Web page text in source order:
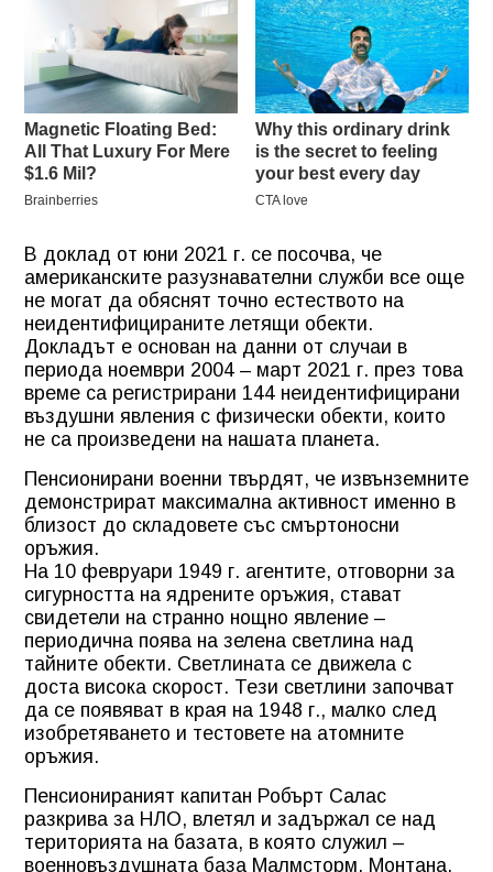
В доклад от юни 2021 г. се посочва, че
американските разузнавателни служби все още
не могат да обяснят точно естеството на
неидентифицираните летящи обекти.
Докладът е основан на данни от случаи в
периода ноември 2004 – март 2021 г. през това
време са регистрирани 144 неидентифицирани
въздушни явления с физически обекти, които
не са произведени на нашата планета.
Пенсионирани военни твърдят, че извънземните
демонстрират максимална активност именно в
близост до складовете със смъртоносни
оръжия.
На 10 февруари 1949 г. агентите, отговорни за
сигурността на ядрените оръжия, стават
свидетели на странно нощно явление –
периодична поява на зелена светлина над
тайните обекти. Светлината се движела с
доста висока скорост. Тези светлини започват
да се появяват в края на 1948 г., малко след
изобретяването и тестовете на атомните
оръжия.
Пенсионираният капитан Робърт Салас
разкрива за НЛО, влетял и задържал се над
територията на базата, в която служил –
военновъздушната база Малмсторм, Монтана.